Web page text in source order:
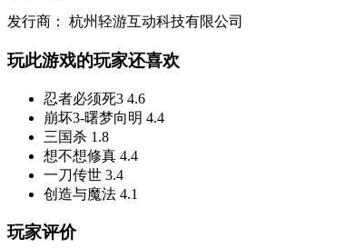
发行商： 杭州轻游互动科技有限公司
玩此游戏的玩家还喜欢
忍者必须死3 4.6
崩坏3-曙梦向明 4.4
三国杀 1.8
想不想修真 4.4
一刀传世 3.4
创造与魔法 4.1
玩家评价